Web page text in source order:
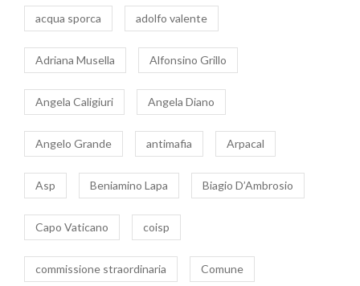
acqua sporca adolfo valente
Adriana Musella Alfonsino Grillo
Angela Caligiuri Angela Diano
Angelo Grande antimafia Arpacal
Asp Beniamino Lapa Biagio D’Ambrosio
Capo Vaticano coisp
commissione straordinaria Comune